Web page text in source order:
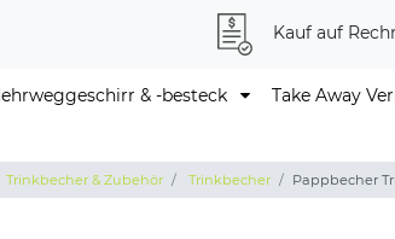
Kauf auf
& -besteck Take Away
Trinkbecher & Zubehör Trinkbecher Pappbecher